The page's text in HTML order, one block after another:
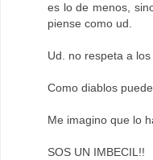
es lo de menos,
piense como ud.
Ud. no respeta a
Como diablos
Me imagino que lo
SOS UN IMBECIL!!